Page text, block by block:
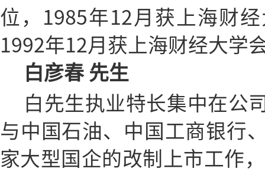
位，1985年12月获上海财
1992年12月获上海财经大学
白彦春 先生
白先生执业特长集中在公
与中国石油、中国工商银行
家大型国企的改制上市工作